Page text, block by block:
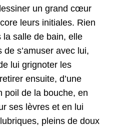
un grand cœur
leurs ini­tiales. Rien
la salle de bain, elle
s’a­muser avec lui,
lui grig­not­er les
ensuite, d’une
poil de la bouche, en
ses lèvres et en lui
pleins de doux